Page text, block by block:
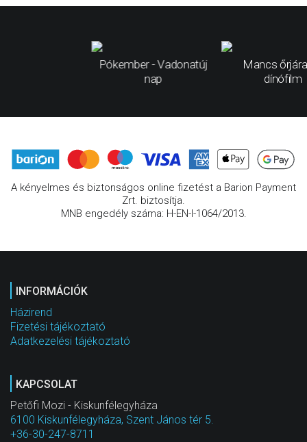
Pókember - Vadonatúj
nap
Mancs
dínófilm
A kényelmes és biztonságos online fizetést a Barion Payment
Zrt. biztosítja.
MNB engedély száma: H-EN-I-1064/2013.
INFORMÁCIÓK
Házirend
Fizetési tájékoztató
Adatkezelési tájékoztató
KAPCSOLAT
Petőfi Mozi - Kiskunfélegyháza
6100 Kiskunfélegyháza, Szent János tér 5.
+36-30-247-8711